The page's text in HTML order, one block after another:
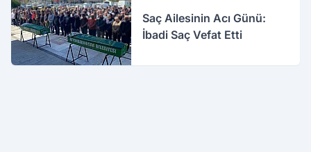
Saç Ailesinin Acı Günü:
İbadi Saç Vefat Etti